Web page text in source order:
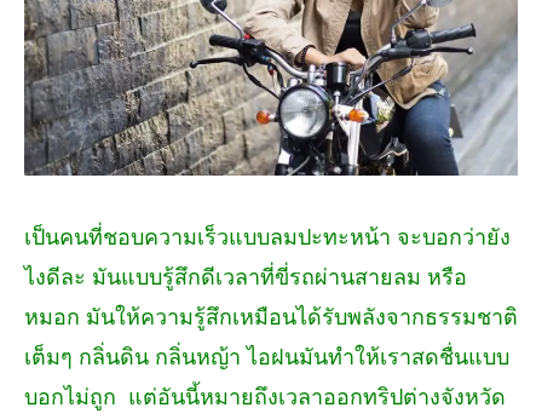
เป็นคนที่ชอบความเร็วแบบลมปะทะหน้า จะบอกว่ายัง
ไงดีละ มันแบบรู้สึกดีเวลาที่ขี่รถผ่านสายลม หรือ
หมอก มันให้ความรู้สึกเหมือนได้รับพลังจากธรรมชาติ
เต็มๆ กลิ่นดิน กลิ่นหญ้า ไอฝนมันทำให้เราสดชื่นแบบ
บอกไม่ถูก แต่อันนี้หมายถึงเวลาออกทริปต่างจังหวัด